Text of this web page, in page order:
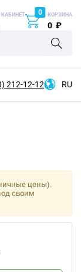
0 КОРЗИНА
0 ₽
212-12-12 RU
цены).
своим